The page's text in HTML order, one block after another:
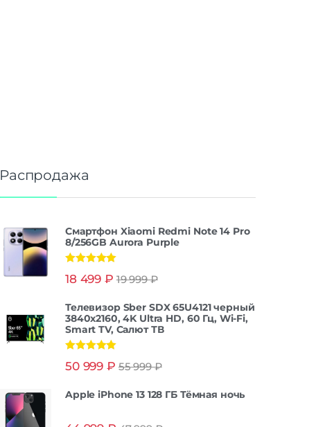
Распродажа
Смартфон Xiaomi Redmi Note 14 Pro
8/256GB Aurora Purple
из 5
18 499 ₽ 19 999₽
Телевизор Sber SDX 65U4121 черный
3840x2160, 4K Ultra HD, 60 Гц, Wi-Fi,
Smart TV, Салют ТВ
из 5
50 999 ₽ 55 999₽
Apple iPhone 13 128 ГБ Тёмная ночь